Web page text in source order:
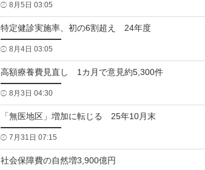
8月5日 03:05
特定健診実施率、初の6割超え 24年度
8月4日 03:05
高額療養費見直し 1カ月で意見約5,300件
8月3日 04:30
「無医地区」増加に転じる 25年10月末
7月31日 07:15
社会保障費の自然増3,900億円